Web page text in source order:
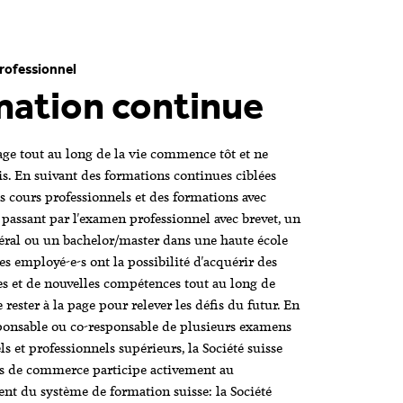
continue
tout au long de la vie commence tôt et ne
En suivant des formations continues ciblées
cours professionnels et des formations avec
par l'examen professionnel avec brevet, un
ou un bachelor/master dans une haute école
employé-e-s ont la possibilité d'acquérir des
et de nouvelles compétences tout au long de
rester à la page pour relever les défis du futur. En
ou co-responsable de plusieurs examens
et professionnels supérieurs, la Société suisse
de commerce participe activement au
du système de formation suisse: la Société